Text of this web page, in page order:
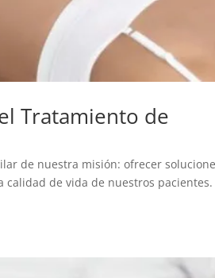
Tratamiento de
de nuestra misión: ofrecer
calidad de vida de nuestros pacientes.